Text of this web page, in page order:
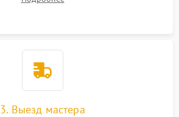
3. Выезд мастера